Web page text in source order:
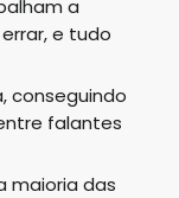
a
e tudo
conseguindo
falantes
maioria das